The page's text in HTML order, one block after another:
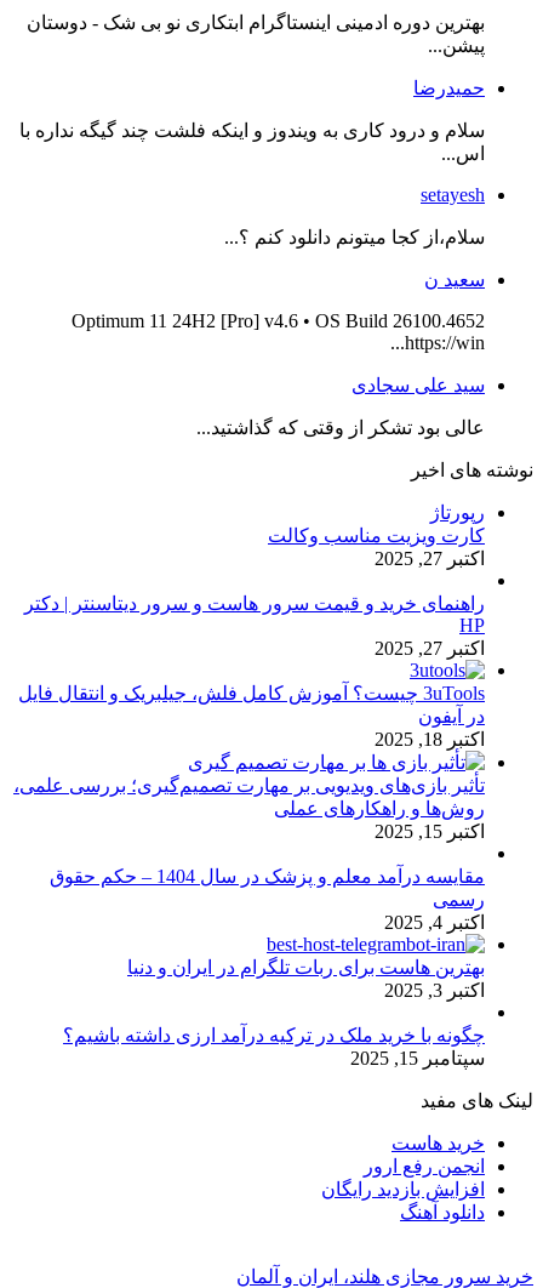
بهترین دوره ادمینی اینستاگرام ابتکاری نو بی شک - دوستان
پیشن...
حمیدرضا
سلام و درود کاری به ویندوز و اینکه فلشت چند گیگه نداره با
اس...
setayesh
سلام،از کجا میتونم دانلود کنم ؟...
سعید ن
Optimum 11 24H2 [Pro] v4.6 • OS Build 26100.4652
https://win...
سید علی سجادی
عالی بود تشکر از وقتی که گذاشتید...
نوشته های اخیر
رپورتاژ
کارت ویزیت مناسب وکالت
اکتبر 27, 2025
راهنمای خرید و قیمت سرور هاست و سرور دیتاسنتر | دکتر
HP
اکتبر 27, 2025
3uTools چیست؟ آموزش کامل فلش، جیلبریک و انتقال فایل
در آیفون
اکتبر 18, 2025
تأثیر بازی‌های ویدیویی بر مهارت تصمیم‌گیری؛ بررسی علمی،
روش‌ها و راهکارهای عملی
اکتبر 15, 2025
مقایسه درآمد معلم و پزشک در سال 1404 – حکم حقوق
رسمی
اکتبر 4, 2025
بهترین هاست برای ربات تلگرام در ایران و دنیا
اکتبر 3, 2025
چگونه با خرید ملک در ترکیه درآمد ارزی داشته باشیم؟
سپتامبر 15, 2025
لینک های مفید
خرید هاست
انجمن رفع ارور
افزایش بازدید رایگان
دانلود آهنگ
خرید سرور مجازی هلند، ایران و آلمان